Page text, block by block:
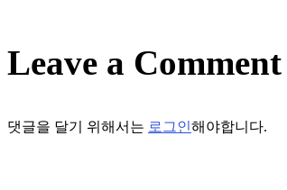
Leave a Comment
댓글을 달기 위해서는 로그인해야합니다.